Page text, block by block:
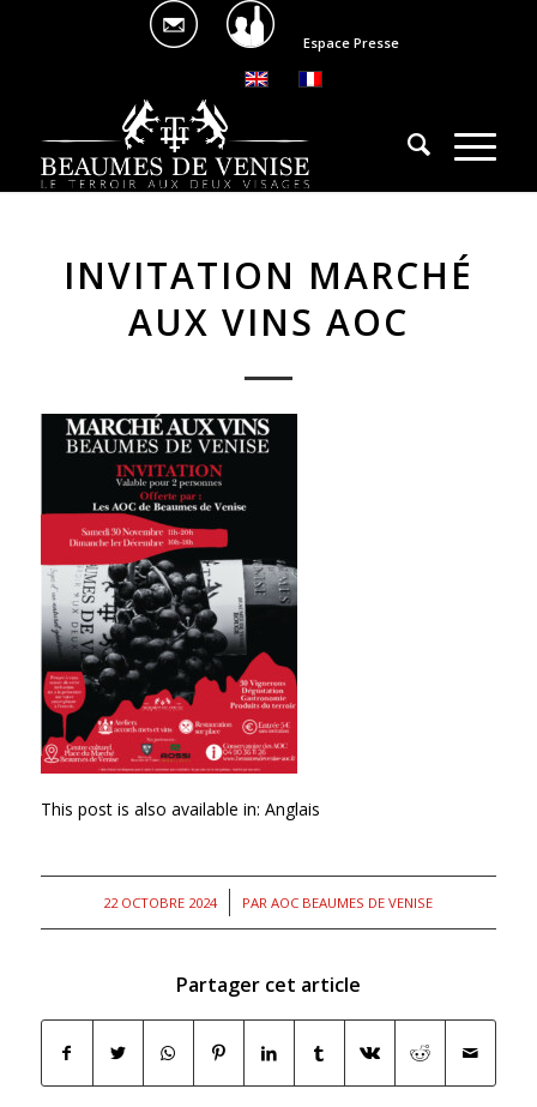
Espace Presse
INVITATION MARCHÉ
AUX VINS AOC
This post is also available in: Anglais
22 OCTOBRE 2024
/ PARAOC BEAUMES DE VENISE
Partager cet article